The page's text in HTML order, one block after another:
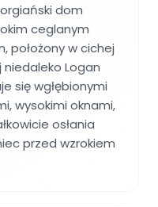
dom
ceglanym
położony w cichej
Logan
się wgłębionymi
wysokimi oknami,
osłania
przed wzrokiem